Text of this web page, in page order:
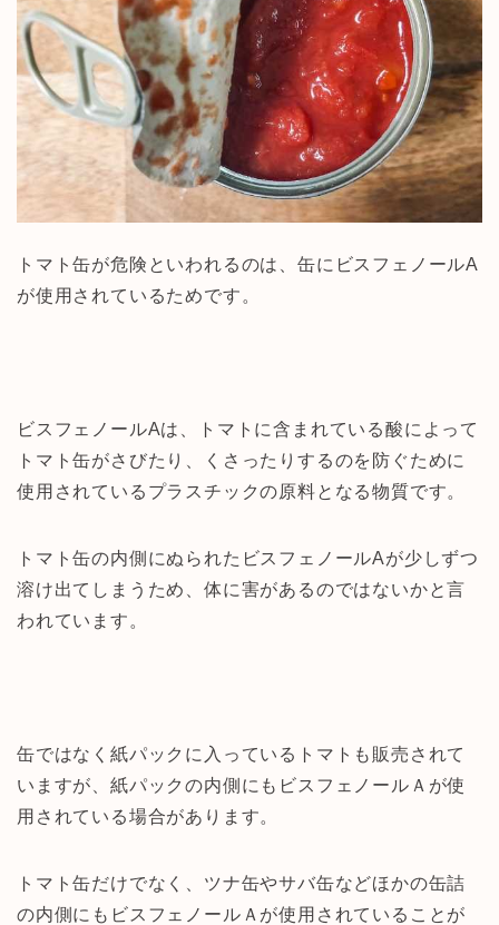
トマト缶が危険といわれるのは、缶にビスフェノールA
が使用されているためです。
ビスフェノールAは、トマトに含まれている酸によって
トマト缶がさびたり、くさったりするのを防ぐために
使用されているプラスチックの原料となる物質です。
トマト缶の内側にぬられたビスフェノールAが少しずつ
溶け出てしまうため、体に害があるのではないかと言
われています。
缶ではなく紙パックに入っているトマトも販売されて
いますが、紙パックの内側にもビスフェノールＡが使
用されている場合があります。
トマト缶だけでなく、ツナ缶やサバ缶などほかの缶詰
の内側にもビスフェノールＡが使用されていることが